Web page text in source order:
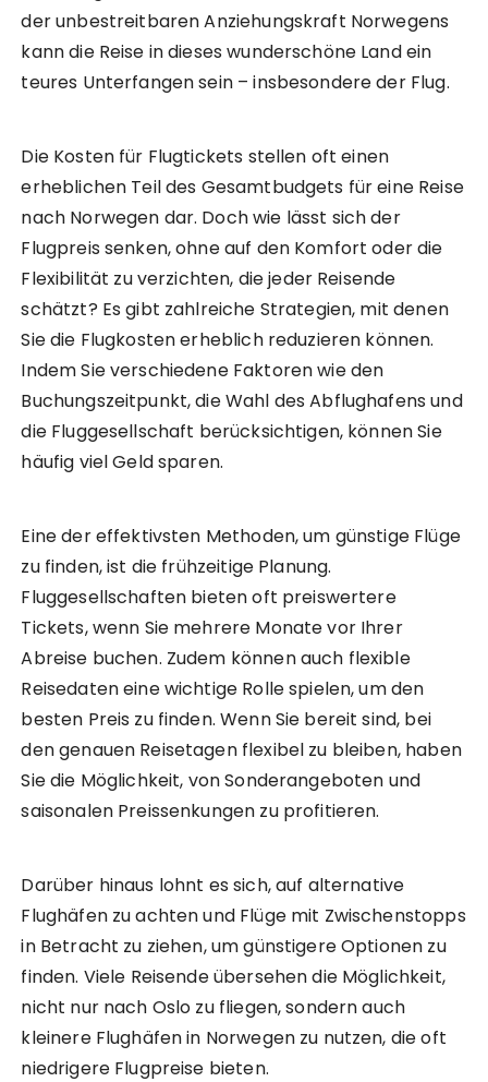
der unbestreitbaren Anziehungskraft Norwegens
kann die Reise in dieses wunderschöne Land ein
teures Unterfangen sein – insbesondere der Flug.
Die Kosten für Flugtickets stellen oft einen
erheblichen Teil des Gesamtbudgets für eine Reise
nach Norwegen dar. Doch wie lässt sich der
Flugpreis senken, ohne auf den Komfort oder die
Flexibilität zu verzichten, die jeder Reisende
schätzt? Es gibt zahlreiche Strategien, mit denen
Sie die Flugkosten erheblich reduzieren können.
Indem Sie verschiedene Faktoren wie den
Buchungszeitpunkt, die Wahl des Abflughafens und
die Fluggesellschaft berücksichtigen, können Sie
häufig viel Geld sparen.
Eine der effektivsten Methoden, um günstige Flüge
zu finden, ist die frühzeitige Planung.
Fluggesellschaften bieten oft preiswertere
Tickets, wenn Sie mehrere Monate vor Ihrer
Abreise buchen. Zudem können auch flexible
Reisedaten eine wichtige Rolle spielen, um den
besten Preis zu finden. Wenn Sie bereit sind, bei
den genauen Reisetagen flexibel zu bleiben, haben
Sie die Möglichkeit, von Sonderangeboten und
saisonalen Preissenkungen zu profitieren.
Darüber hinaus lohnt es sich, auf alternative
Flughäfen zu achten und Flüge mit Zwischenstopps
in Betracht zu ziehen, um günstigere Optionen zu
finden. Viele Reisende übersehen die Möglichkeit,
nicht nur nach Oslo zu fliegen, sondern auch
kleinere Flughäfen in Norwegen zu nutzen, die oft
niedrigere Flugpreise bieten.